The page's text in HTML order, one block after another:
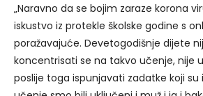
„Naravno da se bojim zaraze korona
iskustvo iz protekle školske godine s
poražavajuće. Devetogodišnje dijete
koncentrisati se na takvo učenje, nije
poslije toga ispunjavati zadatke koji su